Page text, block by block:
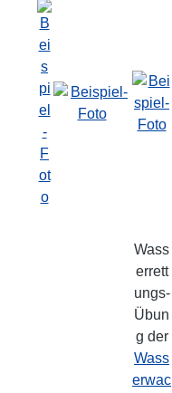
Wass
errett
ungs-
Übun
g der
Wass
erwac